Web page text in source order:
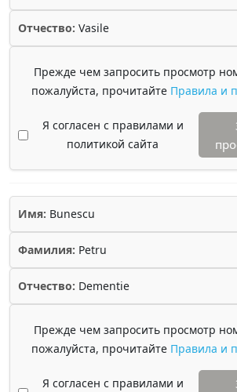
Отчество: Vasile
Прежде чем запросить просмотр
пожалуйста, прочитайте Правила и
Я согласен с правилами и
политикой сайта
Имя: Bunescu
Фамилия: Petru
Отчество: Dementie
Прежде чем запросить просмотр
пожалуйста, прочитайте Правила и
Я согласен с правилами и